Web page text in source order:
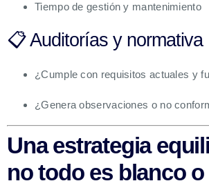
Tiempo de gestión y mantenimiento
📋 Auditorías y normativa
¿Cumple con requisitos actuales y
¿Genera observaciones o no
Una estrategia
no todo es blanco